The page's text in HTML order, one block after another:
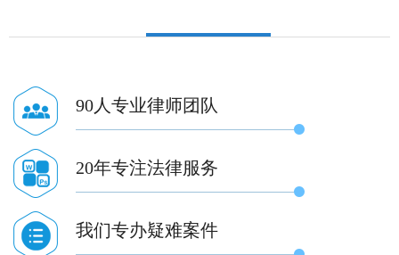
90人专业律师团队
20年专注法律服务
我们专办疑难案件